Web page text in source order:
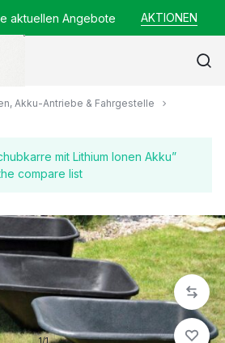
aktuellen Angebote AKTIONEN
Akku-Antriebe & Fahrgestelle
mit Lithium Ionen Akku”
compare list
1/1